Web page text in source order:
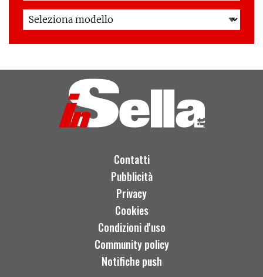
Contatti
Pubblicità
Privacy
Cookies
Condizioni d'uso
Community policy
Notifiche push